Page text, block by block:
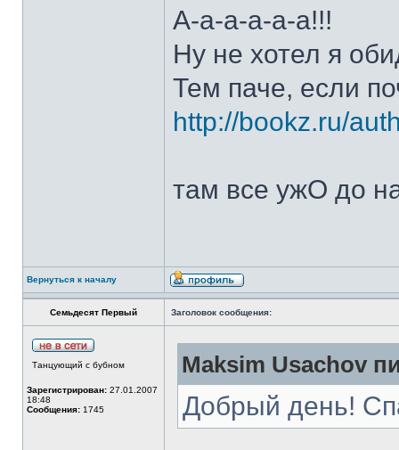
А-а-а-а-а-а!!!
Ну не хотел я
Тем паче, если
http://bookz.ru/
там все ужО до
Вернуться к началу
Семьдесят Первый Заголовок сообщения:
Танцующий с бубном
Зарегистрирован: 27.01.2007
18:48
Сообщения: 1745
Maksim Usachov
Добрый день!